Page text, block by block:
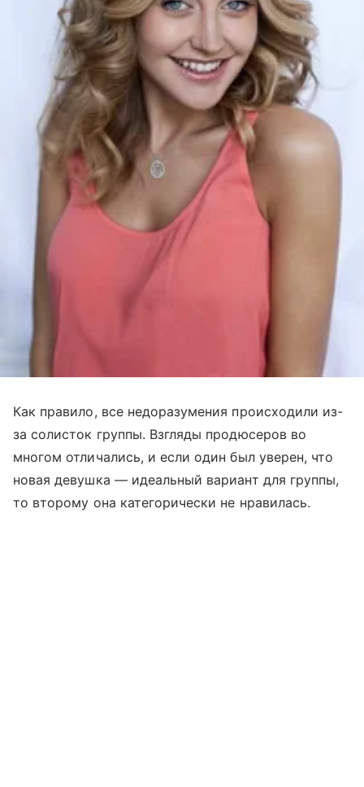
Как правило, все недоразумения происходили из-
за солисток группы. Взгляды продюсеров во
многом отличались, и если один был уверен, что
новая девушка — идеальный вариант для группы,
то второму она категорически не нравилась.